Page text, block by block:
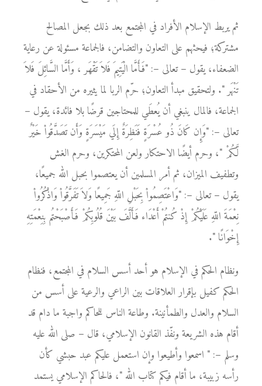
ثم يربط الإسلام الأفراد في المجتمع بعد ذلك بجعل المصالح
مشتركة؛ فيحثهم على التعاون والتضامن، فالجماعة مسئولة عن رعاية
الضعفاء، يقول – تعالى –: "فَأَمَّا الْيَتِيمَ فَلاَ تَقْهَر ، وَأَمَّا السَّائِلَ فَلاَ
تَنْهَر ". ولتحقيق مبدأ التعاون؛ حرّم الربا لما يثيره من الأحقاد في
الجماعة، فالمال ينبغي أن يُعطَي للمحتاجين قرضًا بلا فائدة، يقول –
تعالى –: "وَإِن كَانَ ذُو عُسْرَةٍ فَنَظِرَةٌ إِلَي مَيْسَرَةٍ وَأَن تَصَدَّقُواْ خَيْرٌ
لَّكُمْ "، وحرم أيضًا الاحتكار ولعن المحتكرين، وحرم الغش
وتطفيف الميزان، ثم أمر المسلمين أن يعتصموا بحبل الله جميعًا،
يقول – تعالى –: "وَاعْتَصِمُواْ بِحَبْلِ اللّهِ جَمِيعًا وَلاَ تَفَرَّقُواْ وَاذْكُرُواْ
نِعْمَةَ اللّهِ عَلَيْكُمْ إِذْ كُنتُمْ أَعْدَاء فَأَلَّفَ بَيْنَ قُلُوبِكُمْ فَأَصْبَحْتُم بِنِعْمَتِهِ
إِخْوَانًا ".
ونظام الحكم في الإسلام هو أحد أسس السلام في المجتمع، فنظام
الحكم كفيل بإقرار العلاقات بين الراعي والرعية على أسس من
السلام والعدل والطمأنينة. وطاعة الناس للحاكم واجبة ما دام قد
أقام هذه الشريعة ونفّذ القانون الإسلامي، قال – صلى الله عليه
وسلم –: " اسمعوا وأطيعوا وإن استعمل عليكم عبد حبشي كأن
رأسه زبيبة، ما أقام فيكم كتاب الله "، فالحاكم الإسلامي يستمد